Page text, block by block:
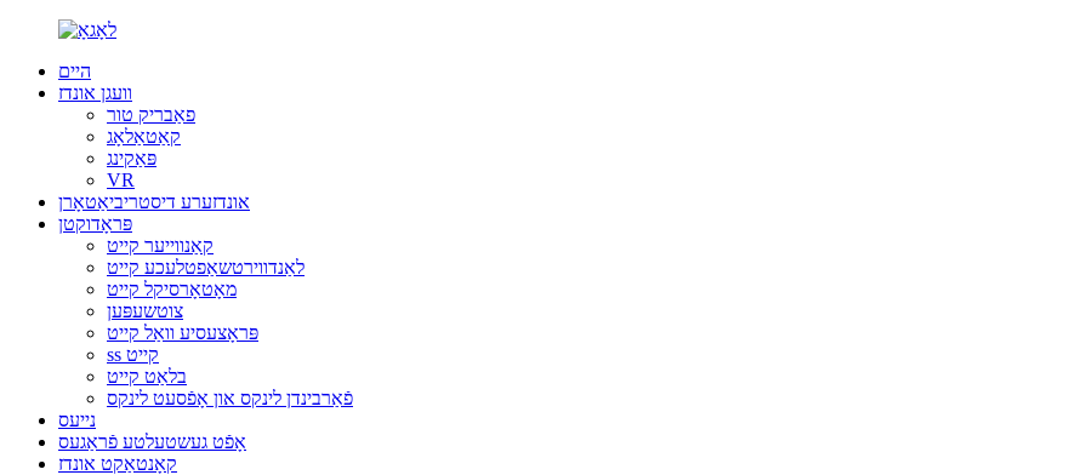
היים
וועגן אונדז
פאַבריק טור
קאַטאַלאָג
פּאַקינג
VR
אונדזערע דיסטריביאַטאָרן
פּראָדוקטן
קאַנווייער קייט
לאַנדווירטשאַפטלעכע קייט
מאָטאָרסיקל קייט
צוטשעפּען
פּראָצעסיע וואַל קייט
ss קייט
בלאַט קייט
פֿאַרבינדן לינקס און אָפֿסעט לינקס
נייעס
אָפֿט געשטעלטע פֿראַגעס
קאָנטאַקט אונדז